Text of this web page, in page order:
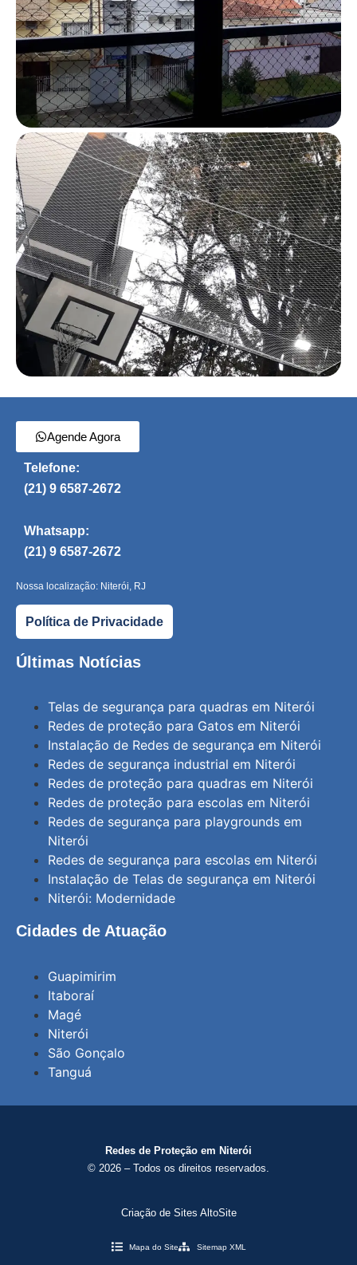
Agende Agora
Telefone:
(21) 9 6587-2672
Whatsapp:
(21) 9 6587-2672
Nossa localização: Niterói, RJ
Política de Privacidade
Últimas Notícias
Telas de segurança para quadras em Niterói
Redes de proteção para Gatos em Niterói
Instalação de Redes de segurança em Niterói
Redes de segurança industrial em Niterói
Redes de proteção para quadras em Niterói
Redes de proteção para escolas em Niterói
Redes de segurança para playgrounds em
Niterói
Redes de segurança para escolas em Niterói
Instalação de Telas de segurança em Niterói
Niterói: Modernidade
Cidades de Atuação
Guapimirim
Itaboraí
Magé
Niterói
São Gonçalo
Tanguá
Redes de Proteção em Niterói
© 2026 – Todos os direitos reservados.
Criação de Sites AltoSite
Mapa do Site Sitemap XML